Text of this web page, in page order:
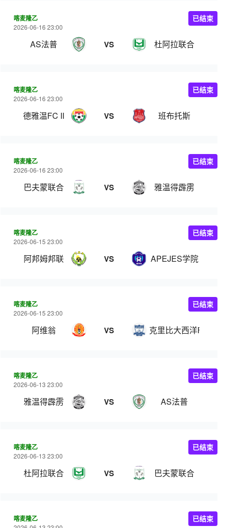
喀麦隆乙
2026-06-16 23:00
AS法普 VS 杜阿拉联合
已结束
喀麦隆乙
2026-06-16 23:00
德雅温FC II VS 班布托斯
已结束
喀麦隆乙
2026-06-16 23:00
巴夫蒙联合 VS 雅温得霹雳
已结束
喀麦隆乙
2026-06-15 23:00
阿邦姆邦联 VS APEJES学院
已结束
喀麦隆乙
2026-06-15 23:00
阿维翁 VS 克里比大西洋FC
已结束
喀麦隆乙
2026-06-13 23:00
雅温得霹雳 VS AS法普
已结束
喀麦隆乙
2026-06-13 23:00
杜阿拉联合 VS 巴夫蒙联合
已结束
喀麦隆乙 已结束